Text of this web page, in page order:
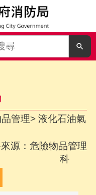
搜
尋
管理 液化石油氣
源：危險物品管理
科